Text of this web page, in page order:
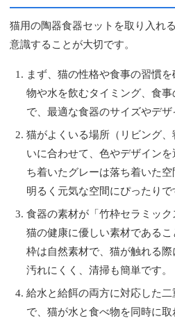
猫用の陶器食器セットを取り入れ
意識することが大切です。
まず、猫の性格や食事の習慣
物や水を飲むタイミング、食
で、最適な食器のサイズやデザ
猫がよくいる場所（リビング
いに合わせて、色やデザイン
ち着いたグレーは落ち着いた
明るく元気な空間にぴったりで
食器の素材が「竹枠セラミック
猫の健康に優しい素材である
枠は自然素材で、猫が触れる
汚れにくく、清掃も簡単です。
給水と給餌の両方に対応した
で、猫が水と食べ物を同時に